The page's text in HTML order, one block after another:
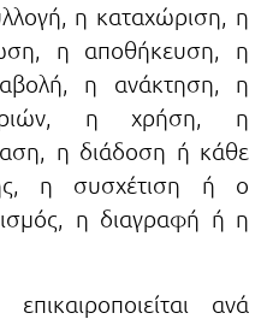
η καταχώριση, η
η αποθήκευση, η
η ανάκτηση, η
η χρήση, η
η διάδοση ή κάθε
η συσχέτιση ή ο
η διαγραφή ή η
ανά